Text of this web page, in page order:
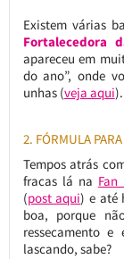
Existem várias
Fortalecedora
apareceu em
do ano”, onde
unhas (veja aqui).
2. FÓRMULA
Tempos atrás
fracas lá na Fan
(post aqui) e até
boa, porque
ressecamento
lascando, sabe?